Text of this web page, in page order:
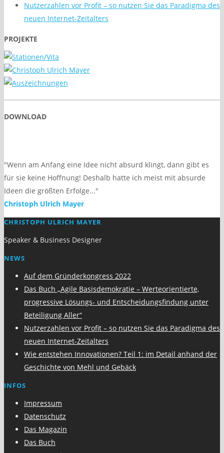
Nutzerzahlen vor Profit – so nutzen Sie das Paradigma des
neuen Internet-Zeitalters
PROJEKTE
DOWNLOAD
"Wenn am Anfang eine Idee nicht absurd klingt, dann gibt es
für sie keine Hoffnung! Deshalb hatte ich meist mit absurde
Ideen die größten Erfolge..."
Christoph Ulrich Mayer
CHRISTOPH ULRICH MAYER
Speaker & Business Designer
NEWS
Auf dem Gründerkongress 2022
Das Buch „Agile Basisdemokratie – Werteorientierte,
progressive Lösungs- und Entscheidungsfindung unter
Beteiligung Aller“
Nutzerzahlen vor Profit – so nutzen Sie das Paradigma des
neuen Internet-Zeitalters
Wie entstehen Innovationen? Teil 1: im Detail anhand der
Geschichte von Mehl und Gebäck
INFOS
Impressum
Datenschutz
Das Magazin
Das Buch